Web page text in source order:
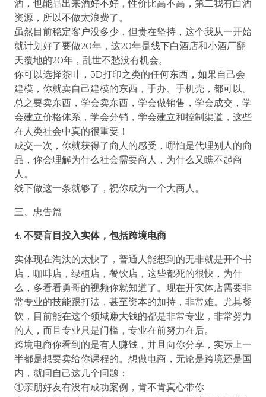
酒，也能品出来酒好不好，性价比高不高，第二我有白酒
资源，所以不做太浪费了。
虽然目前稳定客户没多少，但贵在坚持，这个我从一开始
就计划好了要做20年，这20年是线下白酒店和小酒厂翻
天覆地的20年，乱世不愁没有机会。
你可以选择茶叶，3D打印之类的任何东西，如果自己会
建模，你就卖自己建模的东西，手办、手机壳，都可以。
总之要卖东西，学会卖东西，学会做销售，学会成交，学
会建立价格体系，学会分销，学会建立和控制渠道，这些
在人类社会中真的很重要！
成交一次，你就获得了商人的感受，哪怕是代理别人的商
品，你会理解为什么社会需要商人，为什么又瞧不起商
人。
线下做这一条就够了，祝你成为一个大商人。
三、忠告篇
4. 不要盲目投入实体，包括跨境电商
实体现在淘汰的太快了，普通人能想到的无非就是开个书
店，咖啡店，绿植店，餐饮店，这些都死的很快，为什
么，多看看勇哥的视频你就知道了。现在开实体店需要非
常专业的技能跟打法，甚至资本的加持，非常难。尤其餐
饮，目前能在这个领域赚大钱的都是非常专业，非常努力
的人，而且专业只是门槛，专业在前努力在后。
跨境电商你看到的是有人赚钱，并且向你分享，实际上一
半都是想要卖给你课程的。想做电商，无论是跨境还是国
内，就问自己这几个问题：
①亲朋好友有没有成功案例，肯不肯真心带你